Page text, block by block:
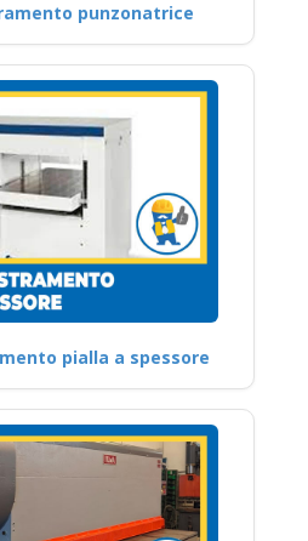
punzonatrice
pialla a spessore